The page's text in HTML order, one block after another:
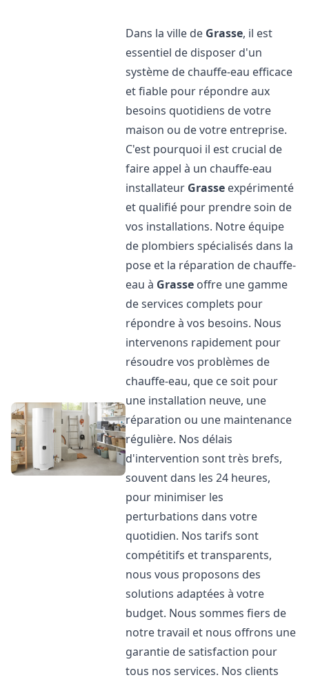
Dans la ville de Grasse, il est
essentiel de disposer d'un
système de chauffe-eau efficace
et fiable pour répondre aux
besoins quotidiens de votre
maison ou de votre entreprise.
C'est pourquoi il est crucial de
faire appel à un chauffe-eau
installateur Grasse expérimenté
et qualifié pour prendre soin de
vos installations. Notre équipe
de plombiers spécialisés dans la
pose et la réparation de chauffe-
eau à Grasse offre une gamme
de services complets pour
répondre à vos besoins. Nous
intervenons rapidement pour
résoudre vos problèmes de
chauffe-eau, que ce soit pour
une installation neuve, une
réparation ou une maintenance
régulière. Nos délais
d'intervention sont très brefs,
souvent dans les 24 heures,
pour minimiser les
perturbations dans votre
quotidien. Nos tarifs sont
compétitifs et transparents,
nous vous proposons des
solutions adaptées à votre
budget. Nous sommes fiers de
notre travail et nous offrons une
garantie de satisfaction pour
tous nos services. Nos clients